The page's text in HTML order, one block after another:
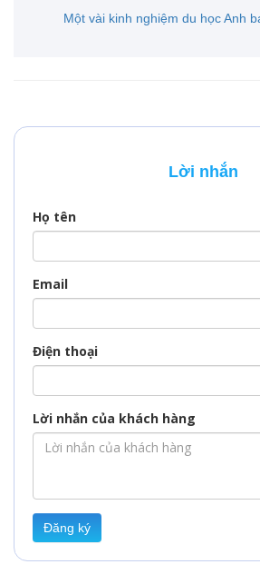
bạn làm sáng tỏ
những vấn đề trên.
Một vài kinh nghiệm du học Anh
Lời nhắn
Họ tên
Email
Điện thoại
Lời nhắn của khách hàng
Đăng ký